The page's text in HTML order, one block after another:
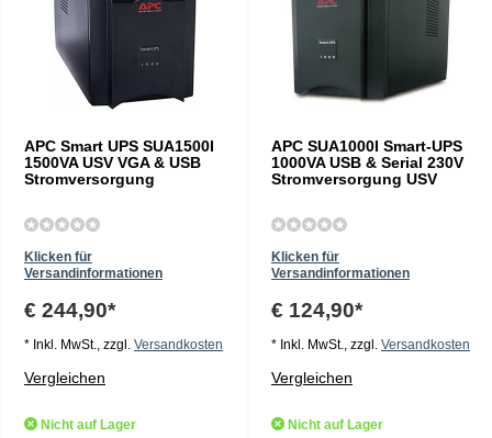
APC Smart UPS SUA1500I
1500VA USV VGA & USB
Stromversorgung
Klicken für
Versandinformationen
€ 244,90*
* Inkl. MwSt., zzgl. Versandkosten
Vergleichen
Nicht auf Lager
APC SUA1000I Smart-UPS
1000VA USB & Serial 230V
Stromversorgung USV
Klicken für
Versandinformationen
€ 124,90*
* Inkl. MwSt., zzgl. Versandkosten
Vergleichen
Nicht auf Lager